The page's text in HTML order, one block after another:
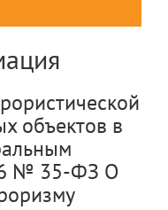
объектов в
№ 35-ФЗ О